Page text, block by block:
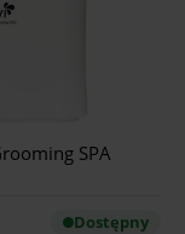
SPA
Dostępny